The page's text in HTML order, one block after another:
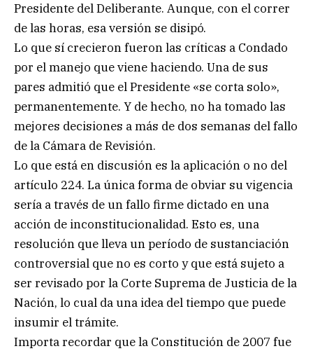
Presidente del Deliberante. Aunque, con el correr
de las horas, esa versión se disipó.
Lo que sí crecieron fueron las críticas a Condado
por el manejo que viene haciendo. Una de sus
pares admitió que el Presidente «se corta solo»,
permanentemente. Y de hecho, no ha tomado las
mejores decisiones a más de dos semanas del fallo
de la Cámara de Revisión.
Lo que está en discusión es la aplicación o no del
artículo 224. La única forma de obviar su vigencia
sería a través de un fallo firme dictado en una
acción de inconstitucionalidad. Esto es, una
resolución que lleva un período de sustanciación
controversial que no es corto y que está sujeto a
ser revisado por la Corte Suprema de Justicia de la
Nación, lo cual da una idea del tiempo que puede
insumir el trámite.
Importa recordar que la Constitución de 2007 fue